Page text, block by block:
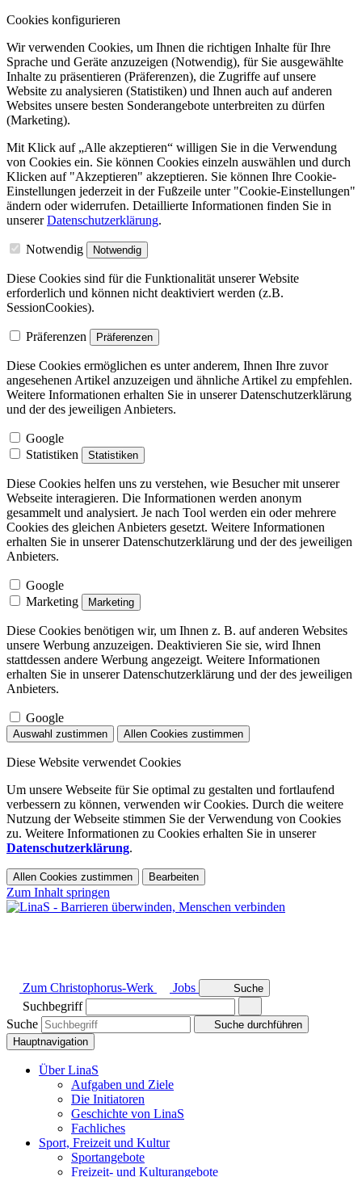
Cookies konfigurieren
Wir verwenden Cookies, um Ihnen die richtigen Inhalte für Ihre
Sprache und Geräte anzuzeigen (Notwendig), für Sie ausgewählte
Inhalte zu präsentieren (Präferenzen), die Zugriffe auf unsere
Website zu analysieren (Statistiken) und Ihnen auch auf anderen
Websites unsere besten Sonderangebote unterbreiten zu dürfen
(Marketing).
Mit Klick auf „Alle akzeptieren“ willigen Sie in die Verwendung
von Cookies ein. Sie können Cookies einzeln auswählen und durch
Klicken auf "Akzeptieren" akzeptieren. Sie können Ihre Cookie-
Einstellungen jederzeit in der Fußzeile unter "Cookie-Einstellungen"
ändern oder widerrufen. Detaillierte Informationen finden Sie in
unsererDatenschutzerklärung.
Notwendig Notwendig
Diese Cookies sind für die Funktionalität unserer Website
erforderlich und können nicht deaktiviert werden (z.B.
SessionCookies).
Präferenzen Präferenzen
Diese Cookies ermöglichen es unter anderem, Ihnen Ihre zuvor
angesehenen Artikel anzuzeigen und ähnliche Artikel zu empfehlen.
Weitere Informationen erhalten Sie in unserer Datenschutzerklärung
und der des jeweiligen Anbieters.
Google
Statistiken
Statistiken
Diese Cookies helfen uns zu verstehen, wie Besucher mit unserer
Webseite interagieren. Die Informationen werden anonym
gesammelt und analysiert. Je nach Tool werden ein oder mehrere
Cookies des gleichen Anbieters gesetzt. Weitere Informationen
erhalten Sie in unserer Datenschutzerklärung und der des jeweiligen
Anbieters.
Google
Marketing
Marketing
Diese Cookies benötigen wir, um Ihnen z. B. auf anderen Websites
unsere Werbung anzuzeigen. Deaktivieren Sie sie, wird Ihnen
stattdessen andere Werbung angezeigt. Weitere Informationen
erhalten Sie in unserer Datenschutzerklärung und der des jeweiligen
Anbieters.
Google
Auswahl zustimmen Allen Cookies zustimmen
Diese Website verwendet Cookies
Um unsere Webseite für Sie optimal zu gestalten und fortlaufend
verbessern zu können, verwenden wir Cookies. Durch die weitere
Nutzung der Webseite stimmen Sie der Verwendung von Cookies
zu. Weitere Informationen zu Cookies erhalten Sie in unserer
Datenschutzerklärung.
Allen Cookies zustimmen Bearbeiten
Zum Inhalt springen
Zum Christophorus-Werk Jobs Suche
Suchbegriff
Suche
Suche durchführen
Hauptnavigation
Über LinaS
Aufgaben und Ziele
Die Initiatoren
Geschichte von LinaS
Fachliches
Sport, Freizeit und Kultur
Sportangebote
Freizeit- und Kulturangebote